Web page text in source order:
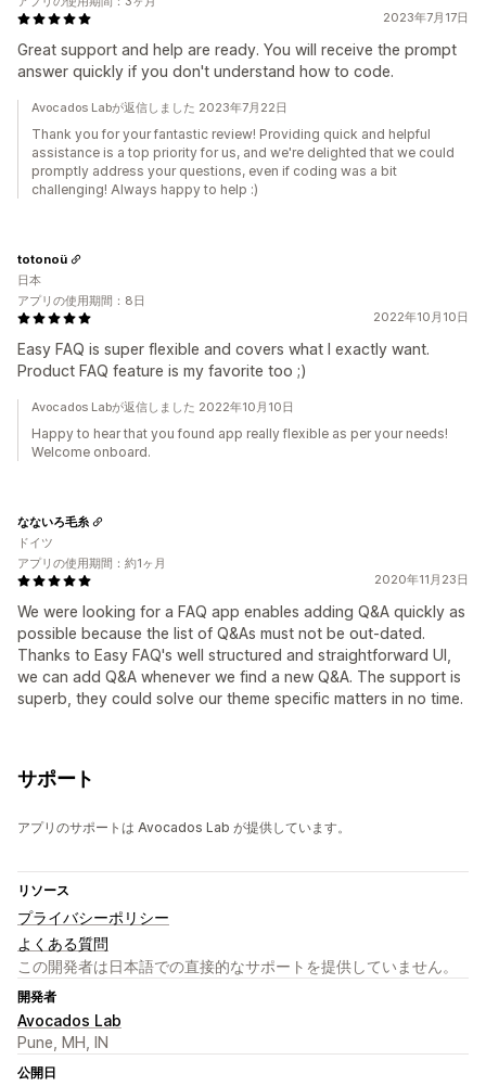
2023年7月17日
Great support and help are ready. You will receive the prompt
answer quickly if you don't understand how to code.
Avocados Labが返信しました 2023年7月22日
Thank you for your fantastic review! Providing quick and helpful
assistance is a top priority for us, and we're delighted that we could
promptly address your questions, even if coding was a bit
challenging! Always happy to help :)
2022年10月10日
Easy FAQ is super flexible and covers what I exactly want.
Product FAQ feature is my favorite too ;)
totonoü
日本
アプリの使用期間：8日
Avocados Labが返信しました 2022年10月10日
Happy to hear that you found app really flexible as per your needs!
Welcome onboard.
2020年11月23日
We were looking for a FAQ app enables adding Q&A quickly as
possible because the list of Q&As must not be out-dated.
Thanks to Easy FAQ's well structured and straightforward UI,
we can add Q&A whenever we find a new Q&A. The support is
superb, they could solve our theme specific matters in no time.
なないろ毛糸
ドイツ
アプリの使用期間：約1ヶ月
サポート
アプリのサポートは Avocados Lab が提供しています。
リソース
プライバシーポリシー
よくある質問
この開発者は日本語での直接的なサポートを提供していません。
開発者
Avocados Lab
Pune, MH, IN
公開日